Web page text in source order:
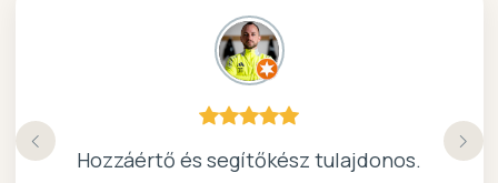
Hozzáértő és segítőkész tulajdonos.
kiváló surf-ös bolt .. ajánlom!
Nagyon kedves elado, jo kis bolt :)
Köszönöm a gyors, barátságos kiszolgálast.